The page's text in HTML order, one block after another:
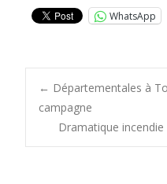
WhatsApp
Post
← Départementales à
campagne
Dramatique